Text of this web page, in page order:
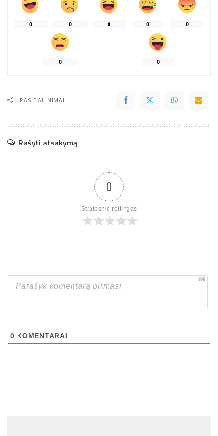
0 0 0 0 0
0 0
PASIDALINIMAI
Rašyti atsakymą
0
Straipsnio reitingas
999
0 KOMENTARAI